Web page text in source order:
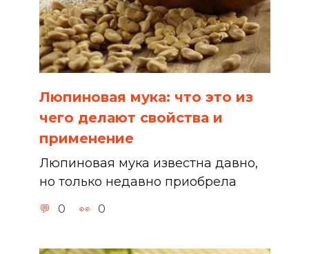
Люпиновая мука: что это из
чего делают свойства и
применение
Люпиновая мука известна давно,
но только недавно приобрела
0 0